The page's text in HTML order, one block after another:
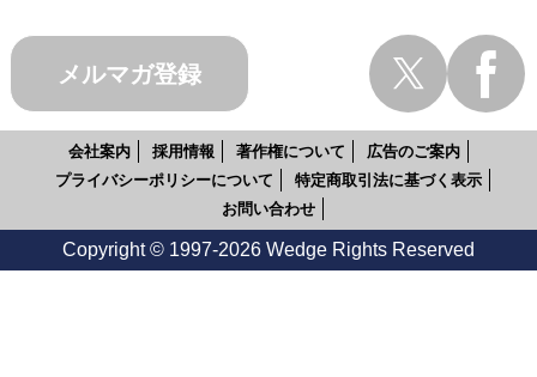
メルマガ登録
会社案内 採用情報 著作権について
広告のご案内
プライバシーポリシーについて
特定商取引法に基づく表示
お問い合わせ
Copyright © 1997-2026 Wedge Rights Reserved